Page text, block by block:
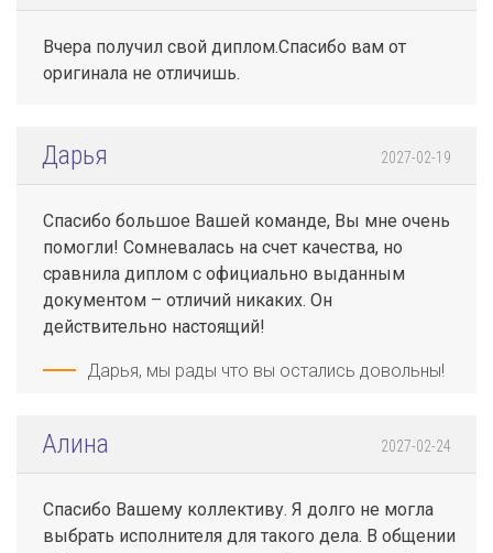
Вчера получил свой диплом.Спасибо вам от
оригинала не отличишь.
Дарья 2027-02-19
Спасибо большое Вашей команде, Вы мне очень
помогли! Сомневалась на счет качества, но
сравнила диплом с официально выданным
документом – отличий никаких. Он
действительно настоящий!
Дарья, мы рады что вы остались довольны!
Алина 2027-02-24
Спасибо Вашему коллективу. Я долго не могла
выбрать исполнителя для такого дела. В общении